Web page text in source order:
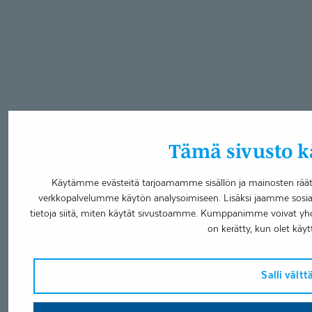
Tämä sivusto
Käytämme evästeitä tarjoamamme sisällön ja mainosten
verkkopalvelumme käytön analysoimiseen. Lisäksi jaamme
tietoja siitä, miten käytät sivustoamme. Kumppanimme voivat
on kerätty, kun olet
Salli